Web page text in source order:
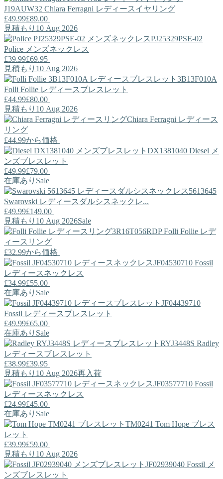
J19AUW32 Chiara Ferragni レディースイヤリング
£49.99£89.00
見積もり10 Aug 2026
PJ25329PSE-02
Police メンズネックレス
£39.99£69.95
見積もり10 Aug 2026
3B13F010A
Folli Follie レディースブレスレット
£44.99£80.00
見積もり10 Aug 2026
Chiara Ferragni レディース
リング
£44.99から価格
DX1381040 Diesel メ
ンズブレスレット
£49.99£79.00
在庫あり Sale
5613645
Swarovski レディースダルシスネックレ...
£49.99£149.00
見積もり10 Aug 2026Sale
3R16T056RDPFolli Follie レデ
ィースリング
£32.99から価格
JF04530710 Fossil
レディースネックレス
£34.99£55.00
在庫あり Sale
JF04439710
Fossil レディースブレスレット
£49.99£65.00
在庫あり Sale
RYJ3448S Radley
レディースブレスレット
£38.99£39.95
見積もり10 Aug 2026再入荷
JF03577710 Fossil
レディースネックレス
£24.99£45.00
在庫あり Sale
TM0241 Tom Hope ブレス
レット
£39.99£59.00
見積もり10 Aug 2026
JF02939040 Fossil メ
ンズブレスレット